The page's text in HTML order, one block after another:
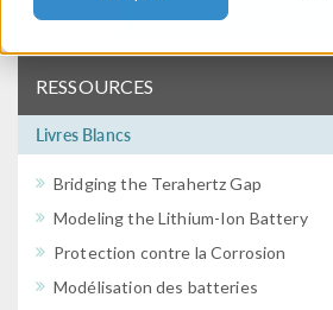
RESSOURCES
Livres Blancs
Bridging the Terahertz Gap
Modeling the Lithium-Ion Battery
Protection contre la Corrosion
Modélisation des batteries